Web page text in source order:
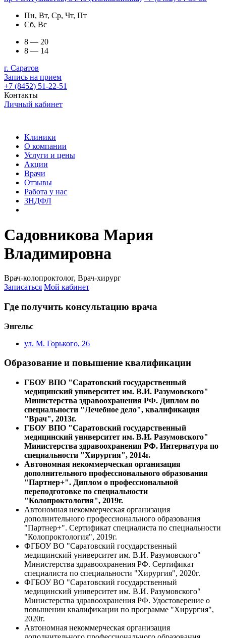
Пн, Вт, Ср, Чт, Пт
Сб, Вс
8 — 20
8 — 14
г. Саратов
Запись на прием
+7 (8452) 51-22-51
Контакты
Личный кабинет
Клиники
О компании
Услуги и цены
Акции
Врачи
Отзывы
Работа у нас
3НДФЛ
Садовникова Мария
Владимировна
Врач-колопроктолог, Врач-хирург
Записаться Мой кабинет
Где получить консультацию врача
Энгельс
ул. М. Горького, 26
Образование и повышение квалификации
ГБОУ ВПО "Саратовский государственный
медицинский университет им. В.И. Разумовского"
Министерства здравоохранения РФ. Диплом по
специальности "Лечебное дело", квалификация
"Врач", 2013г.
ГБОУ ВПО "Саратовский государственный
медицинский университет им. В.И. Разумовского"
Министерства здравоохранения РФ. Интернатура по
специальности "Хирургия", 2014г.
Автономная некоммерческая организация
дополнительного профессионального образования
"Партнер+". Диплом о профессиональной
переподготовке по специальности
"Колопроктология", 2019г.
Автономная некоммерческая организация
дополнительного профессионального образования
"Партнер+". Сертификат специалиста по специальности
"Колопроктология", 2019г.
ФГБОУ ВО "Саратовский государственный
медицинский университет им. В.И. Разумовского"
Министерства здравоохранения РФ. Сертификат
специалиста по специальности "Хирургия", 2020г.
ФГБОУ ВО "Саратовский государственный
медицинский университет им. В.И. Разумовского"
Министерства здравоохранения РФ. Удостоверение о
повышении квалификации по программе "Хирургия",
2020г.
Автономная некоммерческая организация